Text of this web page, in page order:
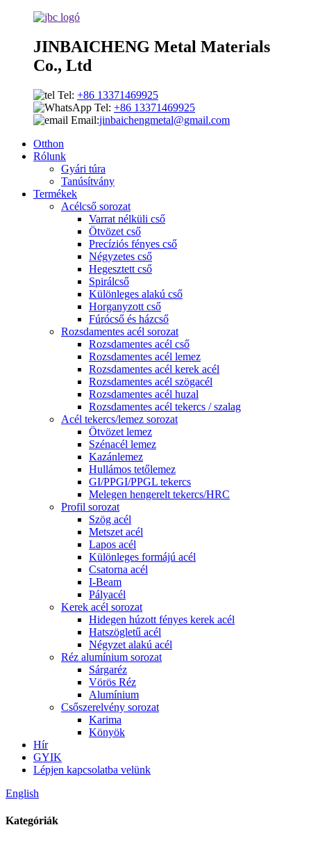
JINBAICHENG Metal Materials
Co., Ltd
Tel: +86 13371469925
Tel: +86 13371469925
Email:jinbaichengmetal@gmail.com
Otthon
Rólunk
Gyári túra
Tanúsítvány
Termékek
Acélcső sorozat
Varrat nélküli cső
Ötvözet cső
Precíziós fényes cső
Négyzetes cső
Hegesztett cső
Spirálcső
Különleges alakú cső
Horganyzott cső
Fúrócső és házcső
Rozsdamentes acél sorozat
Rozsdamentes acél cső
Rozsdamentes acél lemez
Rozsdamentes acél kerek acél
Rozsdamentes acél szögacél
Rozsdamentes acél huzal
Rozsdamentes acél tekercs / szalag
Acél tekercs/lemez sorozat
Ötvözet lemez
Szénacél lemez
Kazánlemez
Hullámos tetőlemez
GI/PPGI/PPGL tekercs
Melegen hengerelt tekercs/HRC
Profil sorozat
Szög acél
Metszet acél
Lapos acél
Különleges formájú acél
Csatorna acél
I-Beam
Pályacél
Kerek acél sorozat
Hidegen húzott fényes kerek acél
Hatszögletű acél
Négyzet alakú acél
Réz alumínium sorozat
Sárgaréz
Vörös Réz
Alumínium
Csőszerelvény sorozat
Karima
Könyök
Hír
GYIK
Lépjen kapcsolatba velünk
English
Kategóriák